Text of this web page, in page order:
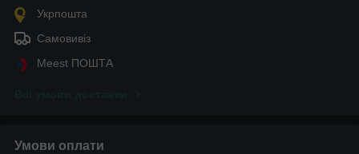
Укрпошта
Самовивіз
Meest ПОШТА
Умови оплати